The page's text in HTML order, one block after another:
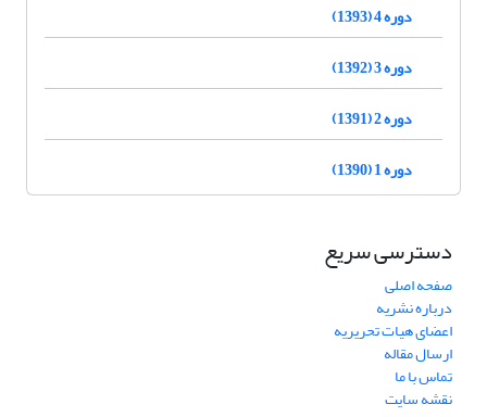
دوره 4 (1393)
دوره 3 (1392)
دوره 2 (1391)
دوره 1 (1390)
دسترسی سریع
صفحه اصلی
درباره نشریه
اعضای هیات تحریریه
ارسال مقاله
تماس با ما
نقشه سایت